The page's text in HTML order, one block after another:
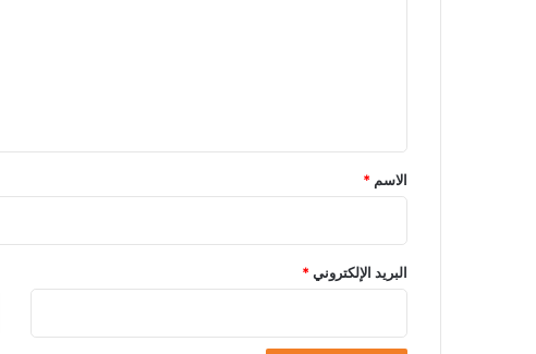
*
الاسم *
البريد الإلكتروني*